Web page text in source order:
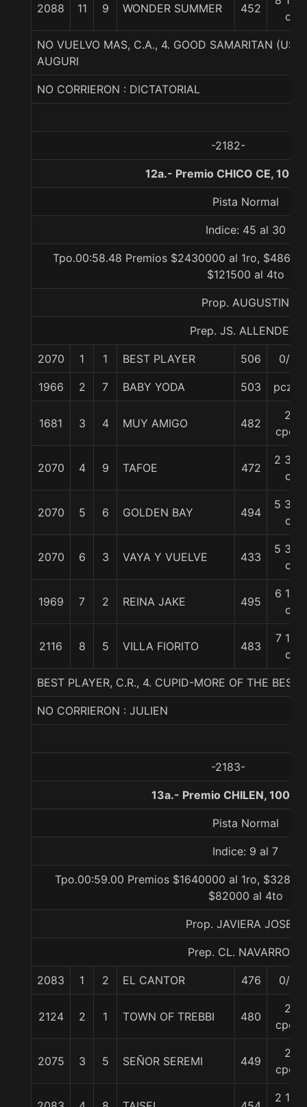
2088 11 9 WONDER SUMMER 452
c
NO VUELVO MAS, C.A., 4. GOOD SAMARITAN
AUGURI
NO CORRIERON : DICTATORIAL
-2182-
12a.- Premio CHICO CE,
Pista Normal
Indice: 45 al 30
Tpo.00:58.48 Premios $2430000 al 1ro,
$121500 al 4to
Prop. AUGUSTIN
Prep. JS. ALLENDE F.
2070 1 1 BEST PLAYER 506 0/0
1966 2 7 BABY YODA 503 pczo.
1681 3 4 MUY AMIGO 482
2
cpos
2070 4 9 TAFOE 472
2 3/4
c
2070 5 6 GOLDEN BAY 494
5 3/4
c
2070 6 3 VAYA Y VUELVE 433
5 3/4
c
1969 7 2 REINA JAKE 495
6 1/2
c
2116 8 5 VILLA FIORITO 483
7 1/2
c
BEST PLAYER, C.R., 4. CUPID-MORE OF THE
NO CORRIERON : JULIEN
-2183-
13a.- Premio CHILEN, 1000
Pista Normal
Indice: 9 al 7
Tpo.00:59.00 Premios $1640000 al 1ro,
$82000 al 4to
Prop. JAVIERA JOSEFA
Prep. CL. NAVARRO A.
2083 1 2 EL CANTOR 476 0/0
2124 2 1 TOWN OF TREBBI 480
2
cpos
2075 3 5 SEÑOR SEREMI 449
2
cpos
2 1/2